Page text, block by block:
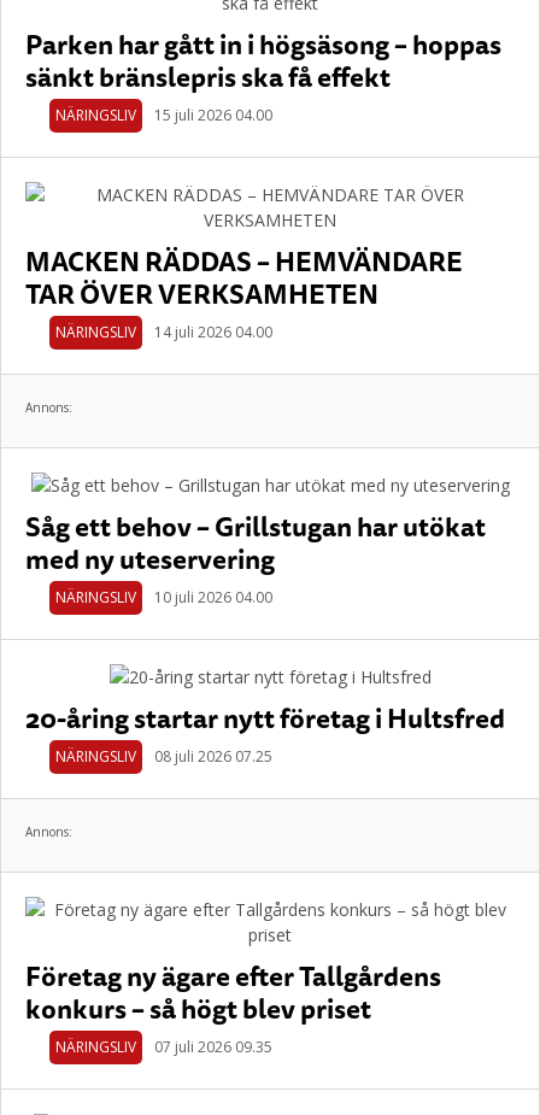
Parken har gått in i högsäsong – hoppas
sänkt bränslepris ska få effekt
NÄRINGSLIV 15 juli 2026 04.00
MACKEN RÄDDAS – HEMVÄNDARE
TAR ÖVER VERKSAMHETEN
NÄRINGSLIV 14 juli 2026 04.00
Annons:
Såg ett behov – Grillstugan har utökat
med ny uteservering
NÄRINGSLIV 10 juli 2026 04.00
20-åring startar nytt företag i Hultsfred
NÄRINGSLIV 08 juli 2026 07.25
Annons:
Företag ny ägare efter Tallgårdens
konkurs – så högt blev priset
NÄRINGSLIV 07 juli 2026 09.35